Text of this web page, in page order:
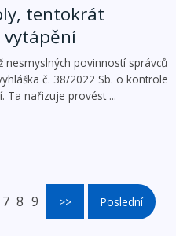
tentokrát
vytápění
nesmyslných povinností správců
č. 38/2022 Sb. o kontrole
Ta nařizuje provést ...
7 8 9 >> Poslední